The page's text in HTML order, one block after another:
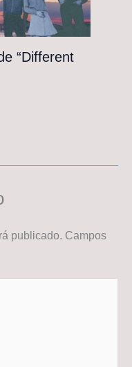
“Different
publicado. Campos